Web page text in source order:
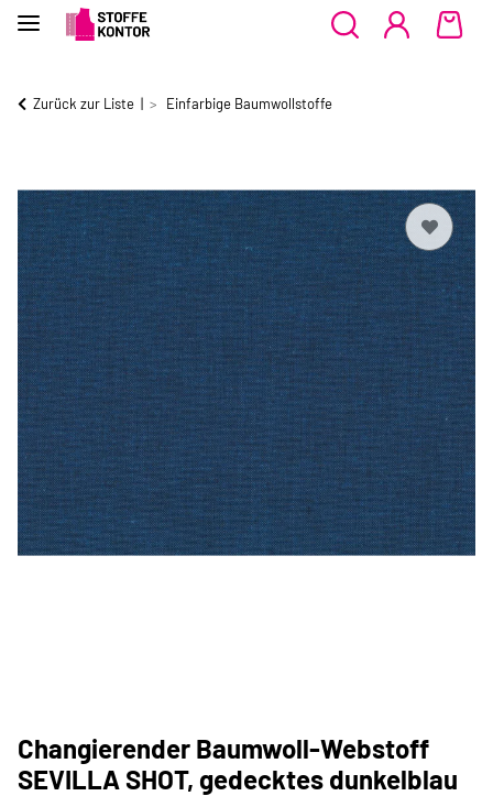
Zurück zur Liste Einfarbige Baumwollstoffe
Changierender Baumwoll-Webstoff
SEVILLA SHOT, gedecktes dunkelblau